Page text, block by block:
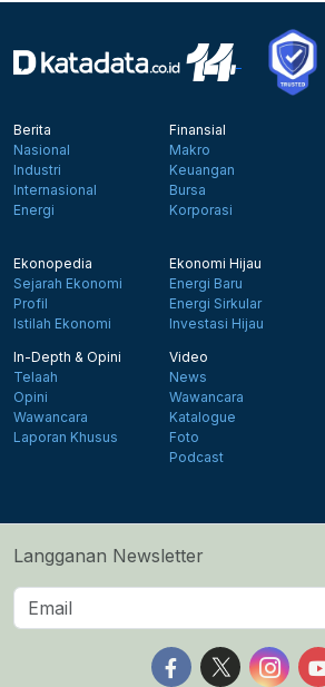
Berita
Nasional
Industri
Internasional
Energi
Finansial
Makro
Keuangan
Bursa
Korporasi
Ekonopedia
Sejarah Ekonomi
Profil
Istilah Ekonomi
Ekonomi Hijau
Energi Baru
Energi Sirkular
Investasi Hijau
In-Depth & Opini
Telaah
Opini
Wawancara
Laporan Khusus
Video
News
Wawancara
Katalogue
Foto
Podcast
Langganan Newsletter
Follow us on
Follow us